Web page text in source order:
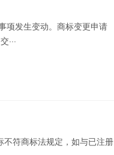
项发生变动。商标变更申请
符商标法规定，如与已注册